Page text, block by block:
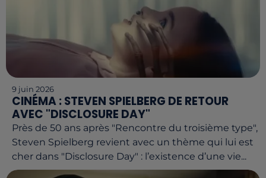
9 juin 2026
CINÉMA : STEVEN SPIELBERG DE RETOUR
AVEC "DISCLOSURE DAY"
Près de 50 ans après "Rencontre du troisième type",
Steven Spielberg revient avec un thème qui lui est
cher dans "Disclosure Day" : l’existence d’une vie...